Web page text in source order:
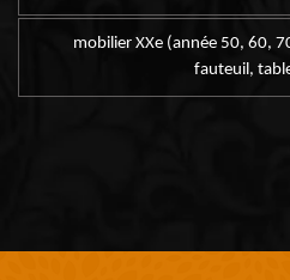
mobilier XXe (année 50, 60,
fauteuil,